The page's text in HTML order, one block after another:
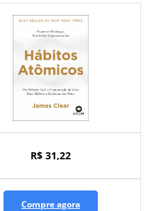
R$ 31,22
Compre agora